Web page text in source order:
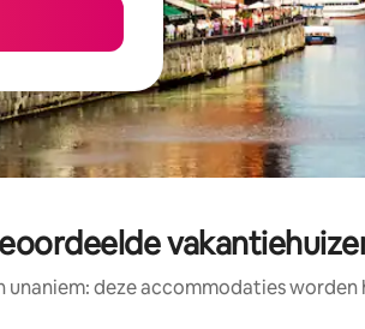
unaniem: deze accommodaties